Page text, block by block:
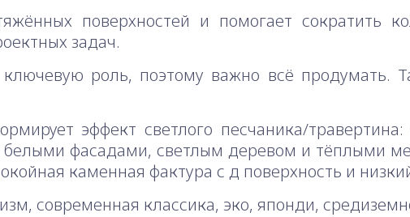
поверхностей и помогает сократить
задач.
роль, поэтому важно всё продумать.
эффект светлого песчаника/
белыми фасадами, светлым деревом и тёплыми
каменная фактура с д поверхность и
современная классика, эко, японди,